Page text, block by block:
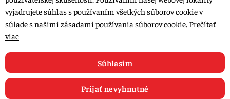
© 2015-2026, LIANA GOLIAŠ s.r.o. všetky práva vyhradené.
Upraviť nastavenia Cookies
vyjadrujete súhlas s používaním všetkých súborov cookie v
súlade s našimi zásadami používania súborov cookie. Prečítať
viac
Súhlasím
Prijať nevyhnutné